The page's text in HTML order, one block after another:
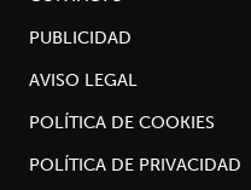
PUBLICIDAD
AVISO LEGAL
POLÍTICA DE COOKIES
POLÍTICA DE PRIVACIDAD